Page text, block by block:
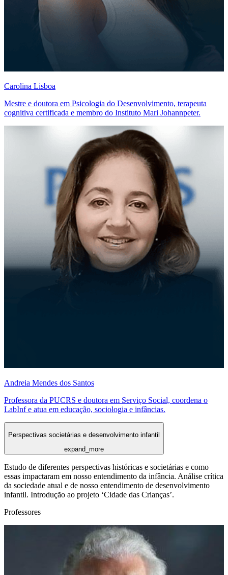
Carolina Lisboa
Mestre e doutora em Psicologia do Desenvolvimento, terapeuta
cognitiva certificada e membro do Instituto Mari Johannpeter.
Andreia Mendes dos Santos
Professora da PUCRS e doutora em Serviço Social, coordena o
LabInf e atua em educação, sociologia e infâncias.
Perspectivas societárias e desenvolvimento infantil
expand_more
Estudo de diferentes perspectivas históricas e societárias e como
essas impactaram em nosso entendimento da infância. Análise crítica
da sociedade atual e de nosso entendimento de desenvolvimento
infantil. Introdução ao projeto ‘Cidade das Crianças’.
Professores